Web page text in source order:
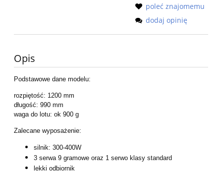
poleć znajomemu
dodaj opinię
Opis
Podstawowe dane modelu:
rozpiętość: 1200 mm
długość: 990 mm
waga do lotu: ok 900 g
Zalecane wyposażenie:
silnik: 300-400W
3 serwa 9 gramowe oraz 1 serwo klasy standard
lekki odbiornik